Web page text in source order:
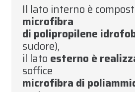
Il lato interno è
microfibra
di polipropilene
sudore),
il lato esterno è
soffice
microfibra di